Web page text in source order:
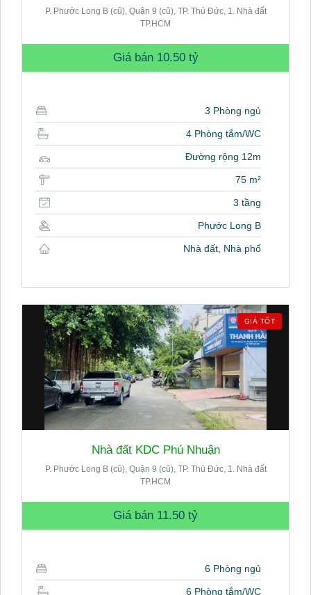
P. Phước Long B (cũ), Quận 9 (cũ), TP. Thủ Đức, 1. Nhà đất
TP.HCM
Giá bán 10.50 tỷ
3 Phòng ngủ
4 Phòng tắm/WC
Đường rộng 12m
75 m²
3 tầng
Phước Long B
Nhà đất, Nhà phố
GIÁ TỐT
Nhà đất KDC Phú Nhuận
P. Phước Long B (cũ), Quận 9 (cũ), TP. Thủ Đức, 1. Nhà đất
TP.HCM
Giá bán 11.50 tỷ
6 Phòng ngủ
6 Phòng tắm/WC